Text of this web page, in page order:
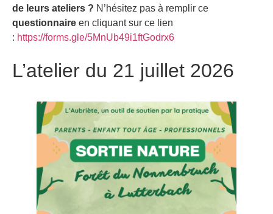
de leurs ateliers ? N’hésitez pas à remplir ce
questionnaire en cliquant sur ce lien
: https://forms.gle/5MnUb49i1ftGodrx6
L’atelier du 21 juillet 2026